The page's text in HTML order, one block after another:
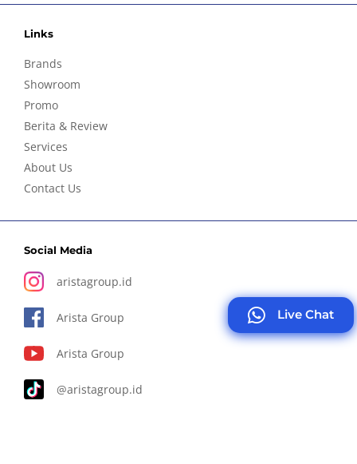
Links
Brands
Showroom
Promo
Berita & Review
Services
About Us
Contact Us
Social Media
aristagroup.id
Arista Group
Arista Group
@aristagroup.id
Live Chat